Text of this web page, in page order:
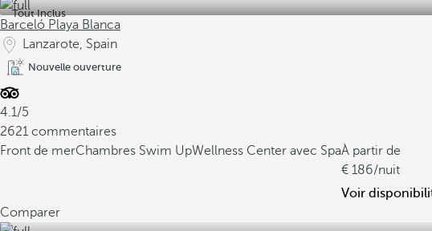
Tout Inclus
Barceló Playa Blanca
Lanzarote, Spain
Nouvelle ouverture
4.1/5
2621 commentaires
Front de merChambres Swim UpWellness Center avec SpaÀ partir de
186/nuit
Voir
Comparer